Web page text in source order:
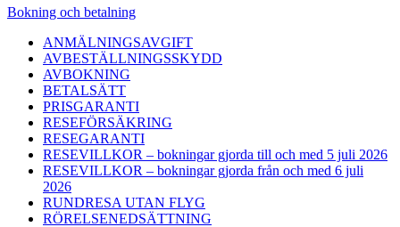
Bokning och betalning
ANMÄLNINGSAVGIFT
AVBESTÄLLNINGSSKYDD
AVBOKNING
BETALSÄTT
PRISGARANTI
RESEFÖRSÄKRING
RESEGARANTI
RESEVILLKOR – bokningar gjorda till och med 5 juli 2026
RESEVILLKOR – bokningar gjorda från och med 6 juli
2026
RUNDRESA UTAN FLYG
RÖRELSENEDSÄTTNING